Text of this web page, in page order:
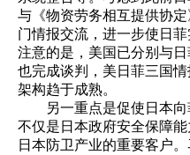
与《物资劳务相互提供协
门情报交流，进一步使日
注意的是，美国已分别与
也完成谈判，美日菲三国
架构趋于成熟。
另一重点是促使日本向
不仅是日本政府安全保障
日本防卫产业的重要客户